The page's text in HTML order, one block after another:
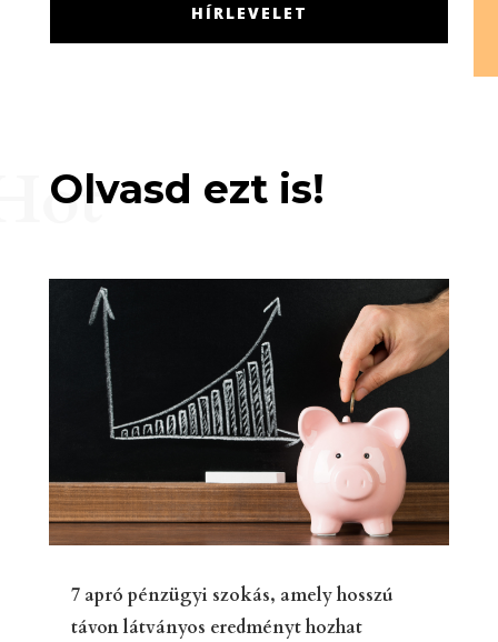
HÍRLEVELET
Olvasd ezt is!
7 apró pénzügyi szokás, amely hosszú
távon látványos eredményt hozhat